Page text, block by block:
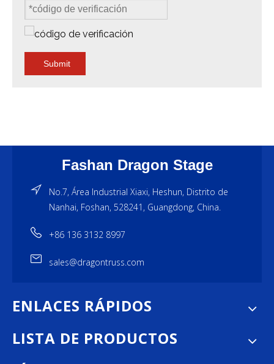
Submit
Fashan Dragon Stage
No.7, Área Industrial Xiaxi, Heshun, Distrito de
Nanhai, Foshan, 528241, Guangdong, China.
+86 136 3132 8997
sales@dragontruss.com
ENLACES RÁPIDOS
LISTA DE PRODUCTOS